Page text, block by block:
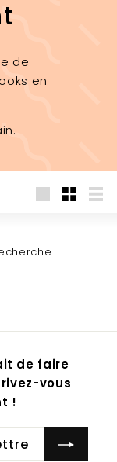
de
en
de faire
vous
!